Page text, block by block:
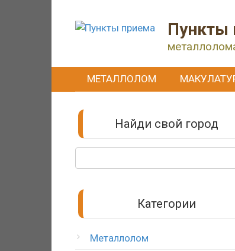
Пункты
МЕТАЛЛОЛОМ
Найди свой город
Категории
Металлолом